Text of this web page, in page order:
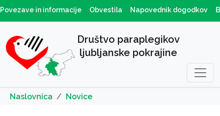
Povezave in informacije Obvestila Napovednik dogodkov
Društvo paraplegikov
ljubljanske pokrajine
Naslovnica Novice